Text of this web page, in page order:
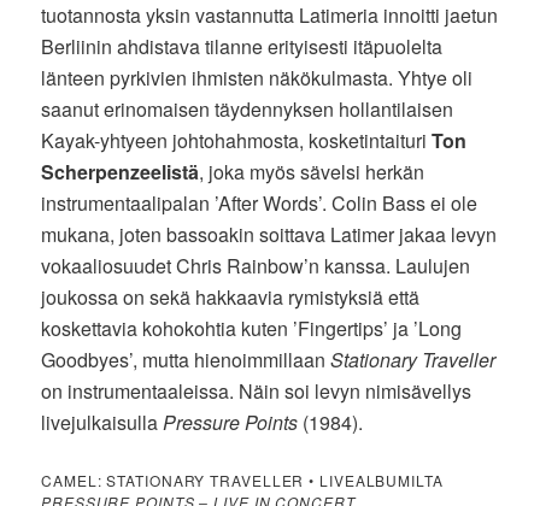
tuotannosta yksin vastannutta Latimeria innoitti jaetun
Berliinin ahdistava tilanne erityisesti itäpuolelta
länteen pyrkivien ihmisten näkökulmasta. Yhtye oli
saanut erinomaisen täydennyksen hollantilaisen
Kayak-yhtyeen johtohahmosta, kosketintaituriTon
Scherpenzeelistä, joka myös sävelsi herkän
instrumentaalipalan ’After Words’. Colin Bass ei ole
mukana, joten bassoakin soittava Latimer jakaa levyn
vokaaliosuudet Chris Rainbow’n kanssa. Laulujen
joukossa on sekä hakkaavia rymistyksiä että
koskettavia kohokohtia kuten ’Fingertips’ ja ’Long
Goodbyes’, mutta hienoimmillaanStationary Traveller
on instrumentaaleissa. Näin soi levyn nimisävellys
livejulkaisullaPressure Points (1984).
CAMEL: STATIONARY TRAVELLER • LIVEALBUMILTA